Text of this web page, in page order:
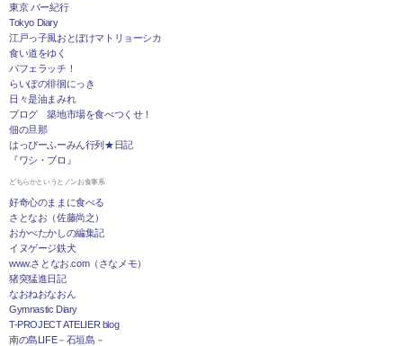
東京 バー紀行
Tokyo Diary
江戸っ子風おとぼけマトリョーシカ
食い道をゆく
パフェラッチ！
らいぽの徘徊にっき
日々是油まみれ
ブログ 築地市場を食べつくせ！
佃の旦那
はっぴーふーみん行列★日記
『ワシ・ブロ』
どちらかというとノンお食事系
好奇心のままに食べる
さとなお（佐藤尚之）
おかべたかしの編集記
イヌゲージ鉄犬
www.さとなお.com（さなメモ）
猪突猛進日記
なおねおなおん
Gymnastic Diary
T-PROJECT ATELIER blog
南の島LIFE－石垣島－